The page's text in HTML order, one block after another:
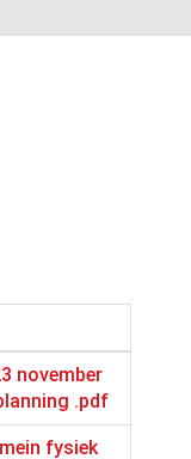
november
.pdf
fysiek